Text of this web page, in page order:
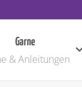
Garne
& Anleitungen